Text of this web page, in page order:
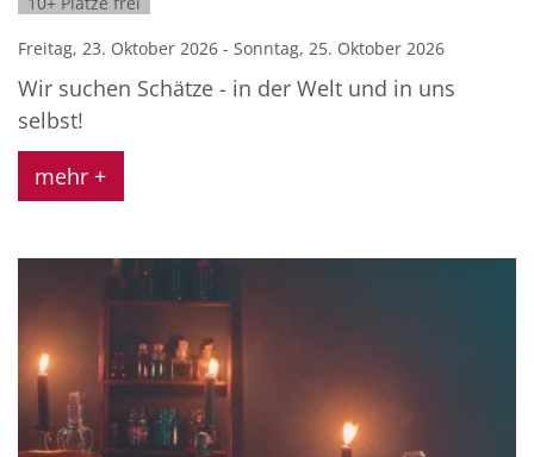
Freitag, 23. Oktober 2026 - Sonntag, 25. Oktober 2026
Wir suchen Schätze - in der Welt und in uns
selbst!
mehr +